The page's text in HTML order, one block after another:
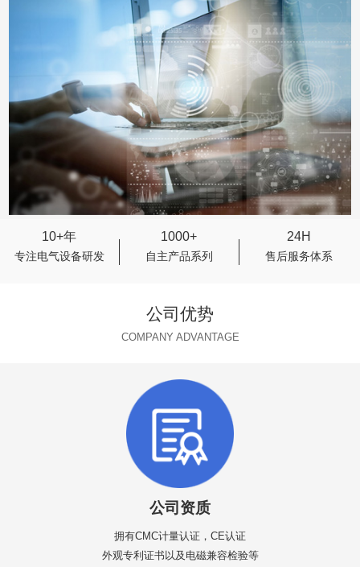
10+年
专注电气设备研发
1000+
自主产品系列
24H
售后服务体系
公司优势
COMPANY ADVANTAGE
公司资质
拥有CMC计量认证，CE认证
外观专利证书以及电磁兼容检验等